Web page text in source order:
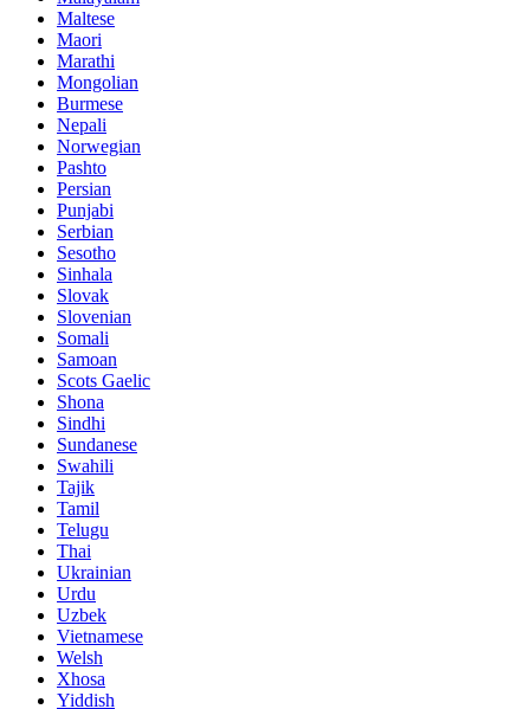
Maltese
Maori
Marathi
Mongolian
Burmese
Nepali
Norwegian
Pashto
Persian
Punjabi
Serbian
Sesotho
Sinhala
Slovak
Slovenian
Somali
Samoan
Scots Gaelic
Shona
Sindhi
Sundanese
Swahili
Tajik
Tamil
Telugu
Thai
Ukrainian
Urdu
Uzbek
Vietnamese
Welsh
Xhosa
Yiddish